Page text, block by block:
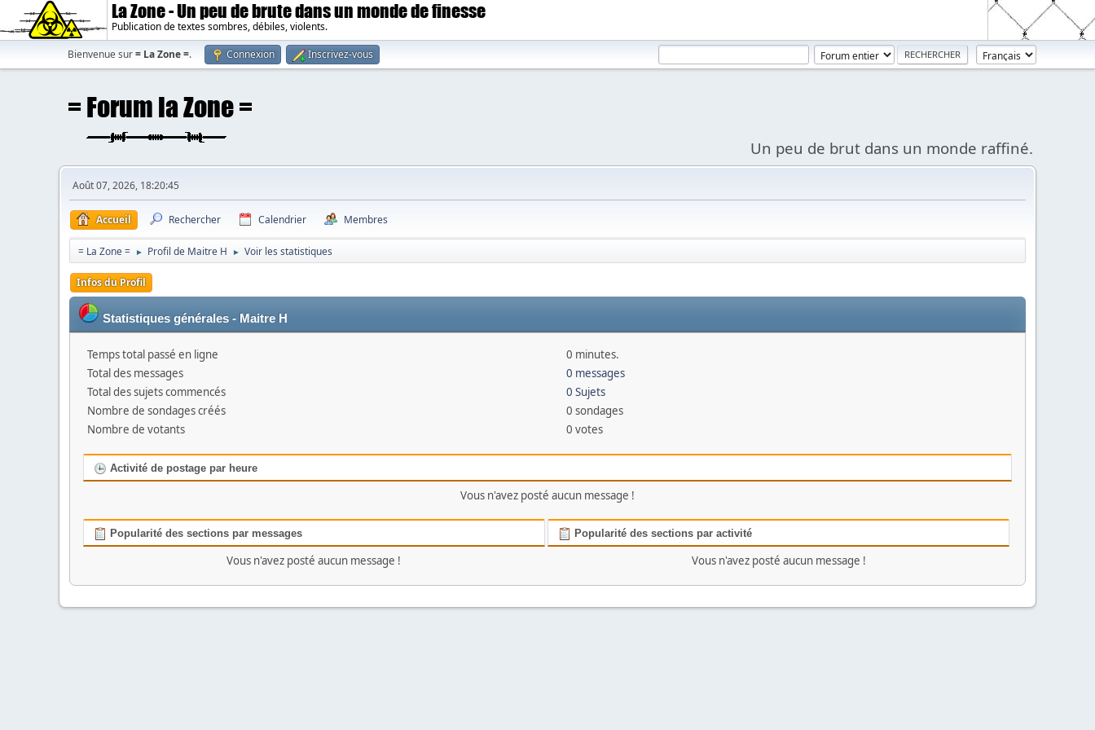
La Zone - Un peu de brute dans un monde de finesse
Publication de textes sombres, débiles, violents.
Bienvenue sur= La Zone =. Connexion Inscrivez-vous
Un peu de brut dans un monde raffiné.
Août 07, 2026, 18:20:45
Accueil Rechercher Calendrier Membres
= La Zone = ► Profil de Maitre H ► Voir les statistiques
Infos du Profil
Statistiques générales - Maitre H
Temps total passé en ligne
0 minutes.
Total des messages
0 messages
Total des sujets commencés
0 Sujets
Nombre de sondages créés
0 sondages
Nombre de votants
0 votes
Activité de postage par heure
Vous n'avez posté aucun message !
Popularité des sections par messages
Vous n'avez posté aucun message !
Popularité des sections par activité
Vous n'avez posté aucun message !